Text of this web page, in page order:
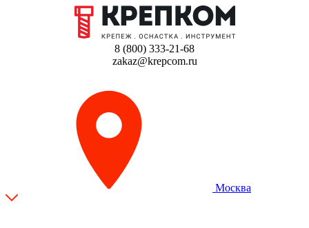
8 (800) 333-21-68
zakaz@krepcom.ru
Москва